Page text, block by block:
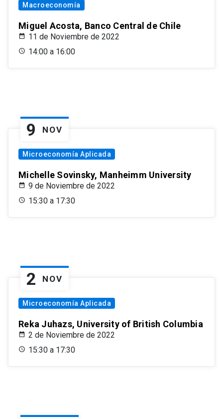
Macroeconomía
Miguel Acosta, Banco Central de Chile
11 de Noviembre de 2022
14:00 a 16:00
9 NOV
Microeconomía Aplicada
Michelle Sovinsky, Manheimm University
9 de Noviembre de 2022
15:30 a 17:30
2 NOV
Microeconomía Aplicada
Reka Juhazs, University of British Columbia
2 de Noviembre de 2022
15:30 a 17:30